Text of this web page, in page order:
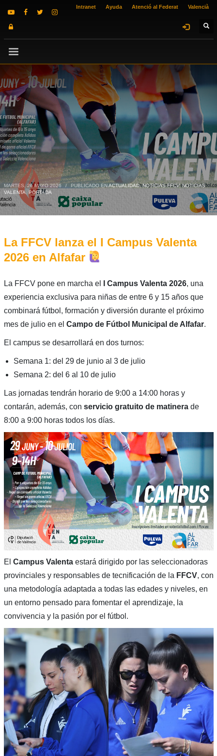
Intranet Ayuda Atenció al Federat Valencià
MARTES, 26 MAYO 2026 / PUBLICADO ENACTUALIDAD,NOTICIAS FFCV,NOTICIAS
VALENTA, PORTADA
La FFCV lanza el I Campus Valenta
2026 en Alfafar
La FFCV pone en marcha el I Campus Valenta 2026, una
experiencia exclusiva para niñas de entre 6 y 15 años que
combinará fútbol, formación y diversión durante el próximo
mes de julio en el Campo de Fútbol Municipal de Alfafar.
El campus se desarrollará en dos turnos:
Semana 1: del 29 de junio al 3 de julio
Semana 2: del 6 al 10 de julio
Las jornadas tendrán horario de 9:00 a 14:00 horas y
contarán, además, con servicio gratuito de matinerade
8:00 a 9:00 horas todos los días.
El Campus Valentaestará dirigido por las seleccionadoras
provinciales y responsables de tecnificación de la FFCV, con
una metodología adaptada a todas las edades y niveles, en
un entorno pensado para fomentar el aprendizaje, la
convivencia y la pasión por el fútbol.